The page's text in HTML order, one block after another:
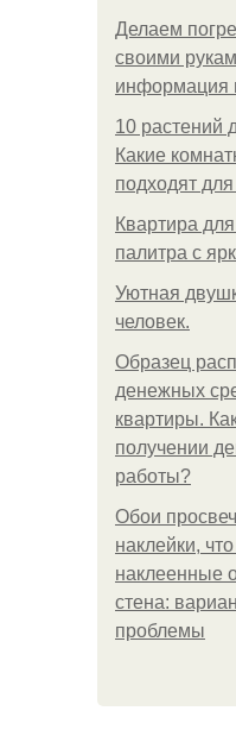
Делаем
своими
информация
10 растений
Какие
подходят
Квартира
палитра с
Уютная
человек.
Образец
денежных
квартиры.
получении
работы?
Обои
наклейки,
наклеенные
стена:
проблемы